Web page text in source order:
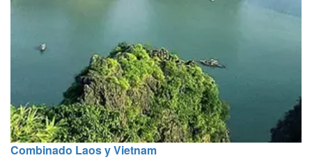
Combinado Laos y Vietnam